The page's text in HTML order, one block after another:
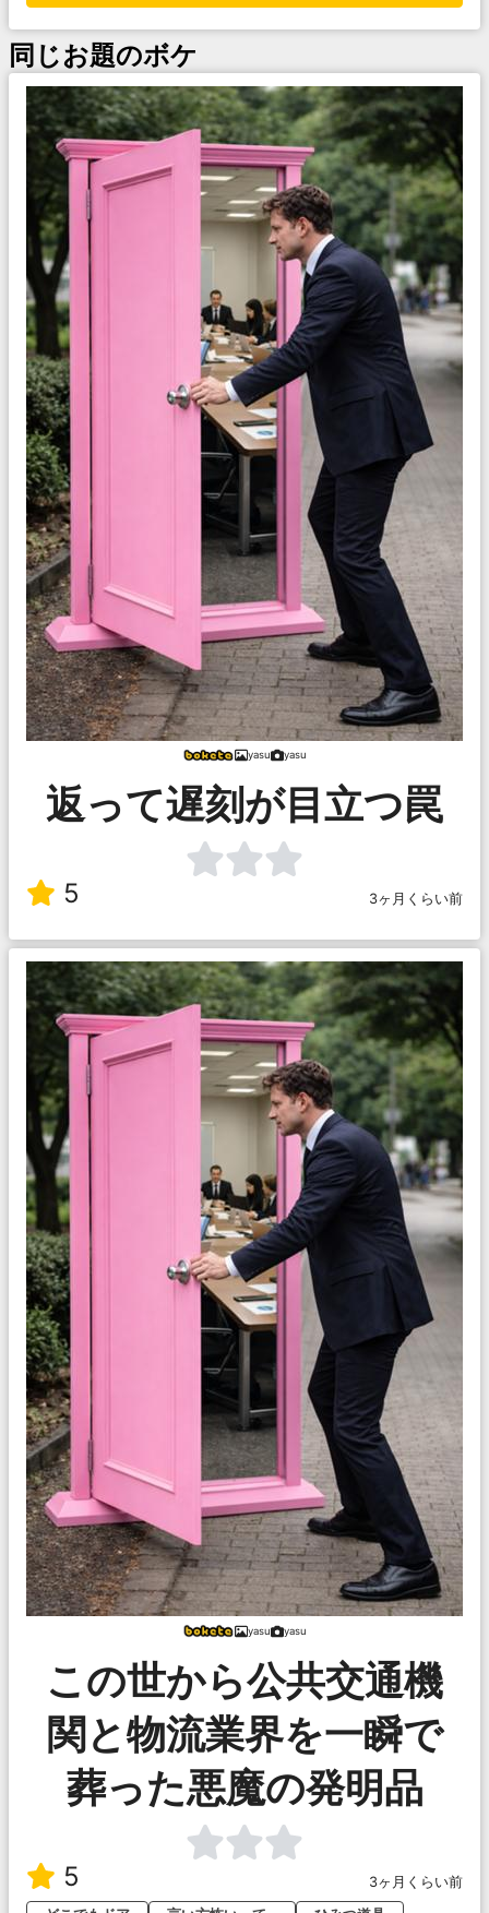
同じお題のボケ
yasu yasu
返って遅刻が目立つ罠
5 3ヶ月くらい前
yasu yasu
この世から公共交通機
関と物流業界を一瞬で
葬った悪魔の発明品
5
3ヶ月くらい前